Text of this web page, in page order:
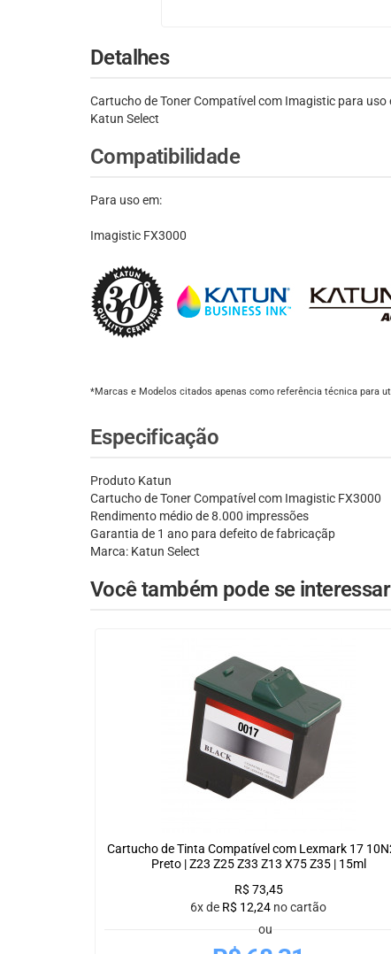
Detalhes
Cartucho de Toner Compatível com Imagistic para
Katun Select
Compatibilidade
Para uso em:
Imagistic FX3000
*Marcas e Modelos citados apenas como referência técnica para
Especificação
Produto Katun
Cartucho de Toner Compatível com Imagistic FX3000
Rendimento médio de 8.000 impressões
Garantia de 1 ano para defeito de fabricaçãp
Marca: Katun Select
Você também pode se
Cartucho de Tinta Compatível com Lexmark 17
Preto | Z23 Z25 Z33 Z13 X75 Z35 | 15ml
R$ 73,45
6x de R$ 12,24 no cartão
ou